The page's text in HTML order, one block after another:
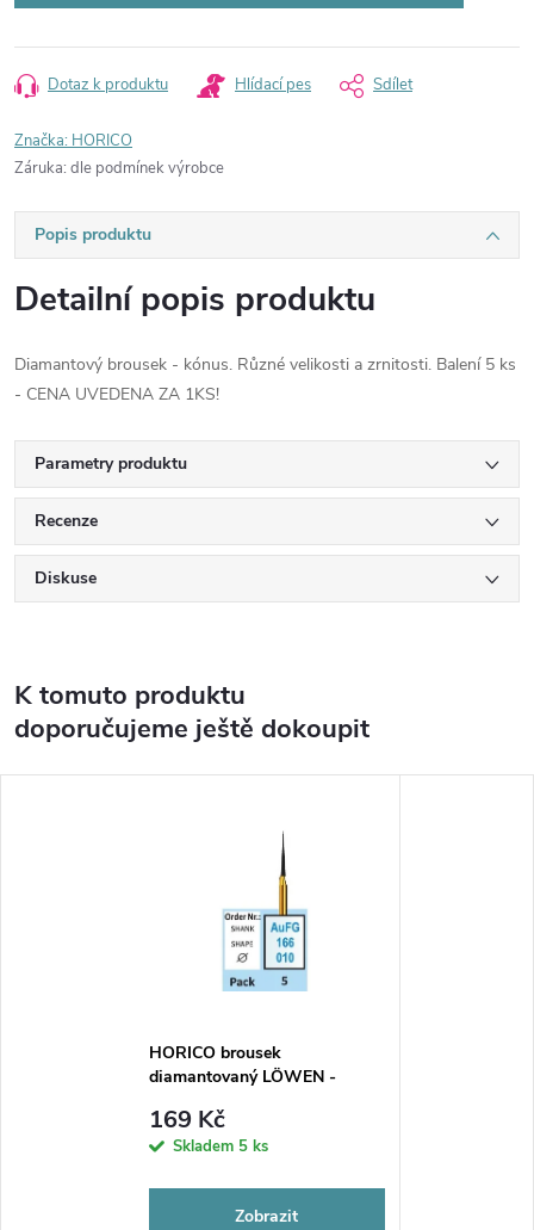
Dotaz k produktu Hlídací pes Sdílet
Značka: HORICO
Záruka: dle podmínek výrobce
Popis produktu
Detailní popis produktu
Diamantový brousek - kónus. Různé velikosti a zrnitosti. Balení 5 ks
- CENA UVEDENA ZA 1KS!
Parametry produktu
Recenze
Diskuse
K tomuto produktu
doporučujeme ještě dokoupit
HORICO brousek
diamantovaný LÖWEN -
169 Kč
Skladem 5 ks
Zobrazit